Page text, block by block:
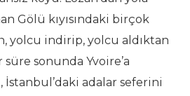
Gölü kıyısındaki birçok
yolcu indirip, yolcu aldıktan
süre sonunda Yvoire’a
İstanbul’daki adalar seferini